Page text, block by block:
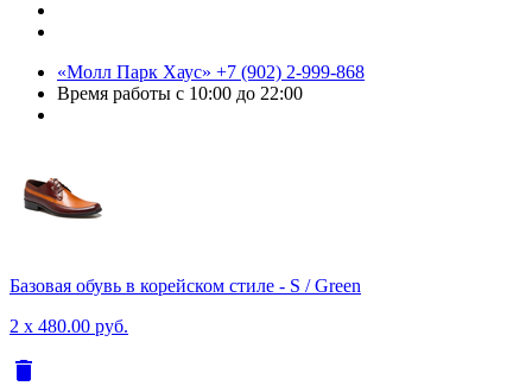
«Молл Парк Хаус» +7 (902) 2-999-868
Время работы с 10:00 до 22:00
Базовая обувь в корейском стиле - S / Green
2 x 480.00 руб.
delete